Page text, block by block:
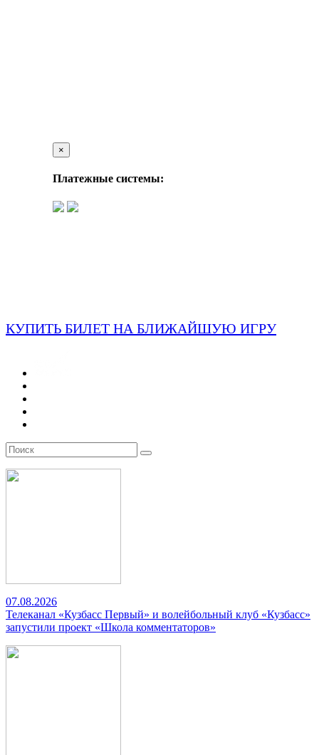
×
Платежные системы:
КУПИТЬ БИЛЕТ НА БЛИЖАЙШУЮ ИГРУ
07.08.2026
Телеканал «Кузбасс Первый» и волейбольный клуб «Кузбасс»
запустили проект «Школа комментаторов»